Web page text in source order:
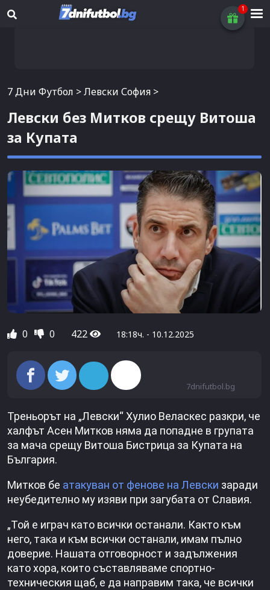
7 Дни Футбол >Левски София >
Левски без Митков срещу Витоша
за Купата
0 0 422 18:18ч. - 10.12.2025
7dnifutbol.bg
Треньорът на „Левски“ Хулио Веласкес разкри, че
халфът Асен Митков няма да попадне в групата
за мача срещу Витоша Бистрица за Купата на
България.
Митков бе атакуван от фенове на Левски заради
неубедително му изяви при загубата от Славия.
„Той е играч като всички останали. Както към
него, така и към всички останали, имам пълно
доверие. Нашата отговорност и задължения
като хора, които съставляваме спортно-
техническия щаб, е да направим така, че всички